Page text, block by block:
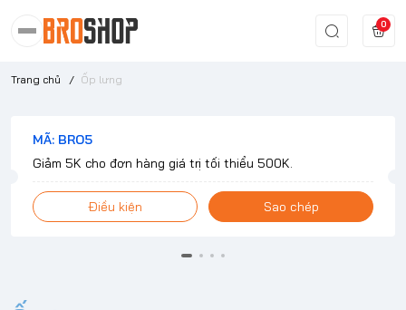
0
Trang chủ / Ốp lưng
MÃ: BRO5
Giảm 5K cho đơn hàng giá trị tối thiểu 500K.
Điều kiện Sao chép